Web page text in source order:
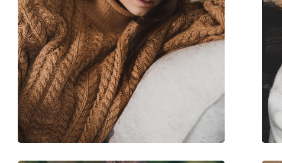
Etui:
Reinigungstuch:
Ja
Weiteres
Sex:
Kategorie:
Marke:
Tom Ford
Code:
FT5709-B/V 052 54